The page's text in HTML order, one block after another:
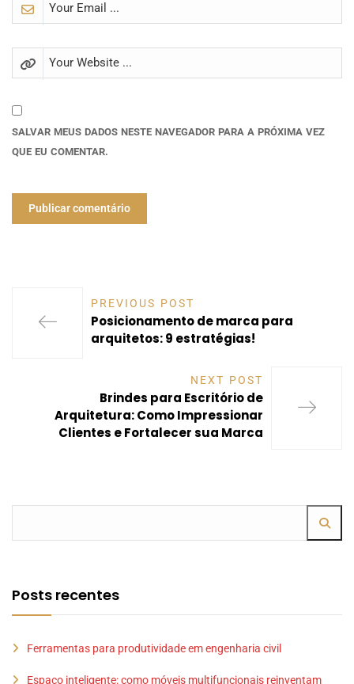
SALVAR MEUS DADOS NESTE NAVEGADOR PARA A PRÓXIMA VEZ
QUE EU COMENTAR.
PREVIOUS POST
Posicionamento de marca para
arquitetos: 9 estratégias!
NEXT POST
Brindes para Escritório de
Arquitetura: Como Impressionar
Clientes e Fortalecer sua Marca
Posts recentes
Ferramentas para produtividade em engenharia civil
Espaço inteligente: como móveis multifuncionais reinventam